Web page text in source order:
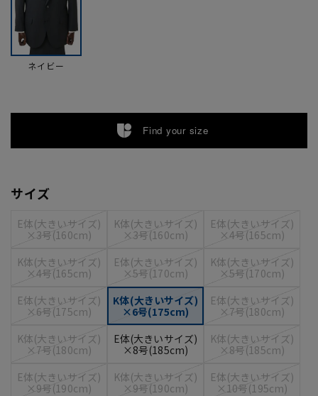
ネイビー
Find your size
サイズ
E体(大きいサイズ)
×3号(160cm)
K体(大きいサイズ)
×3号(160cm)
E体(大きいサイズ)
×4号(165cm)
K体(大きいサイズ)
×4号(165cm)
E体(大きいサイズ)
×5号(170cm)
K体(大きいサイズ)
×5号(170cm)
E体(大きいサイズ)
×6号(175cm)
K体(大きいサイズ)
×6号(175cm)
E体(大きいサイズ)
×7号(180cm)
K体(大きいサイズ)
×7号(180cm)
E体(大きいサイズ)
×8号(185cm)
K体(大きいサイズ)
×8号(185cm)
E体(大きいサイズ)
×9号(190cm)
K体(大きいサイズ)
×9号(190cm)
E体(大きいサイズ)
×10号(195cm)